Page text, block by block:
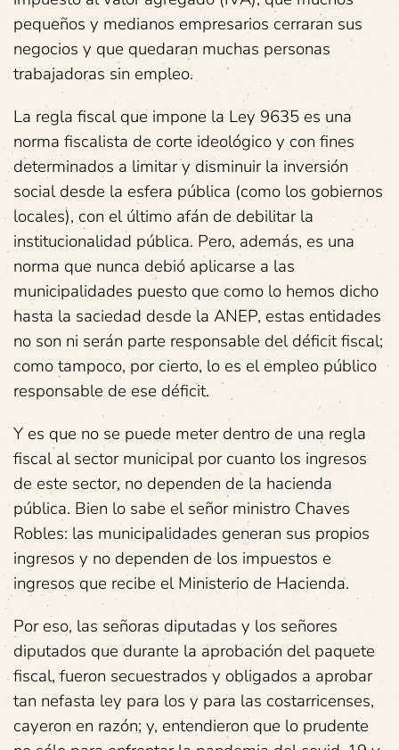
pequeños y medianos empresarios cerraran sus
negocios y que quedaran muchas personas
trabajadoras sin empleo.
La regla fiscal que impone la Ley 9635 es una
norma fiscalista de corte ideológico y con fines
determinados a limitar y disminuir la inversión
social desde la esfera pública (como los gobiernos
locales), con el último afán de debilitar la
institucionalidad pública. Pero, además, es una
norma que nunca debió aplicarse a las
municipalidades puesto que como lo hemos dicho
hasta la saciedad desde la ANEP, estas entidades
no son ni serán parte responsable del déficit fiscal;
como tampoco, por cierto, lo es el empleo público
responsable de ese déficit.
Y es que no se puede meter dentro de una regla
fiscal al sector municipal por cuanto los ingresos
de este sector, no dependen de la hacienda
pública. Bien lo sabe el señor ministro Chaves
Robles: las municipalidades generan sus propios
ingresos y no dependen de los impuestos e
ingresos que recibe el Ministerio de Hacienda.
Por eso, las señoras diputadas y los señores
diputados que durante la aprobación del paquete
fiscal, fueron secuestrados y obligados a aprobar
tan nefasta ley para los y para las costarricenses,
cayeron en razón; y, entendieron que lo prudente